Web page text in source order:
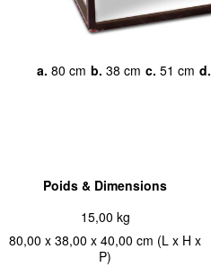
a. 80 cm b. 38 cm c. 51 cm d.
Poids & Dimensions
15,00 kg
80,00 x 38,00 x 40,00 cm (L x H x
P)